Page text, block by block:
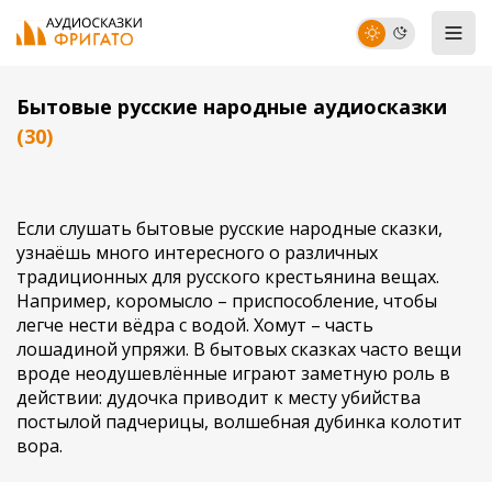
Бытовые русские народные аудиосказки
(30)
Если слушать бытовые русские народные сказки,
узнаёшь много интересного о различных
традиционных для русского крестьянина вещах.
Например, коромысло – приспособление, чтобы
легче нести вёдра с водой. Хомут – часть
лошадиной упряжи. В бытовых сказках часто вещи
вроде неодушевлённые играют заметную роль в
действии: дудочка приводит к месту убийства
постылой падчерицы, волшебная дубинка колотит
вора.